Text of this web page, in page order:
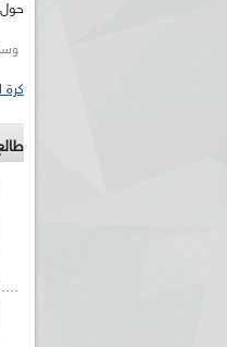
حول
كرة